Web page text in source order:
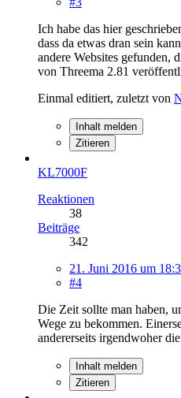
Ich habe das hier
dass da etwas dran sein
andere Websites gefunden,
von Threema 2.81
Einmal editiert, zuletzt von
Inhalt melden
Zitieren
KL7000F
Reaktionen
38
Beiträge
342
21. Juni 2016 um
#4
Die Zeit sollte man haben,
Wege zu bekommen.
andererseits irgendwoher
Inhalt melden
Zitieren